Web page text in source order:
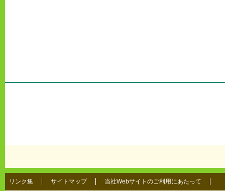
リンク集 サイトマップ 当社Webサイトのご利用にあたって